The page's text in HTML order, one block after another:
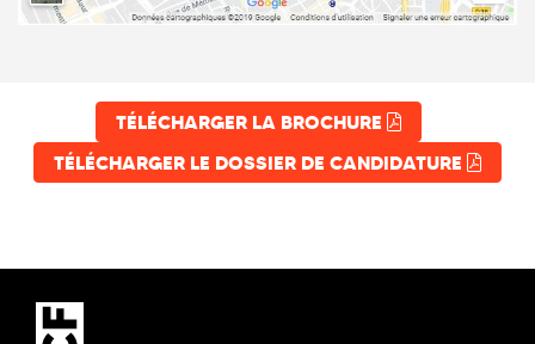
TÉLÉCHARGER LA BROCHURE
TÉLÉCHARGER LE DOSSIER DE CANDIDATURE